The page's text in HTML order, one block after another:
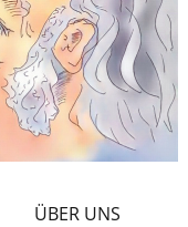
ÜBER UNS